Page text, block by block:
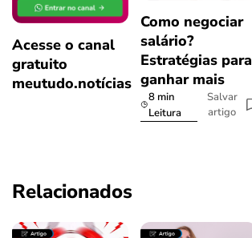
Acesse o canal
gratuito
meutudo.notícias
Como negociar
salário?
Estratégias para
ganhar mais
8 min
Leitura
Salvar
artigo
Relacionados